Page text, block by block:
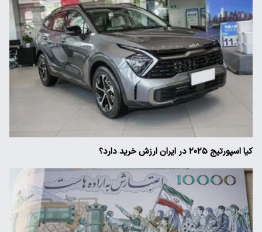
کیا اسپورتیج ۲۰۲۵ در ایران ارزش خرید دارد؟